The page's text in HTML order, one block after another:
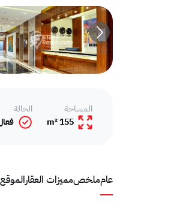
عامملخصمميزات العقارالموقع
المساحة
155 m²
الحالة